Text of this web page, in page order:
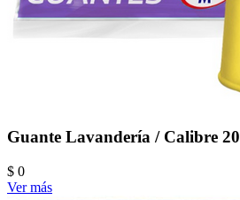
Guante Lavandería / Calibre 20
$ 0
Ver más